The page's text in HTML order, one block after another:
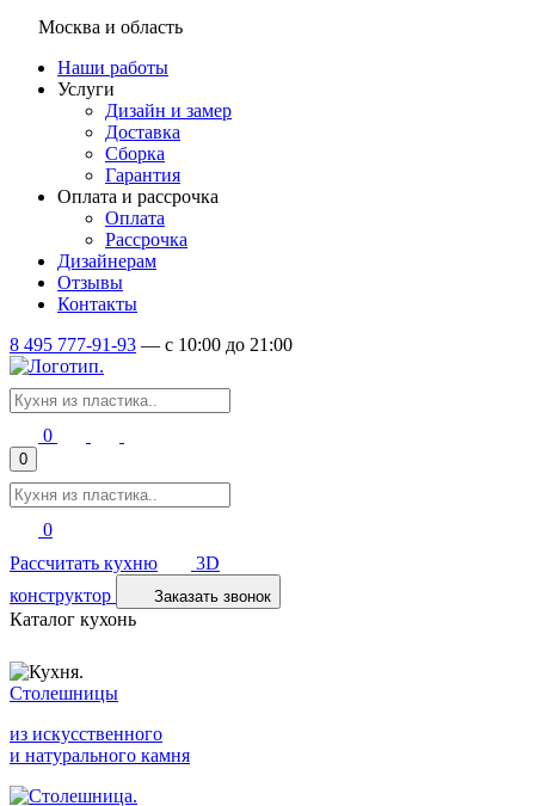
Москва и область
Наши работы
Услуги
Дизайн и замер
Доставка
Сборка
Гарантия
Оплата и рассрочка
Оплата
Рассрочка
Дизайнерам
Отзывы
Контакты
8 495 777-91-93 — c 10:00 до 21:00
0
0
0
Рассчитать кухню
3D
конструктор
Заказать звонок
Каталог кухонь
Столешницы
из искусственного
и натурального камня